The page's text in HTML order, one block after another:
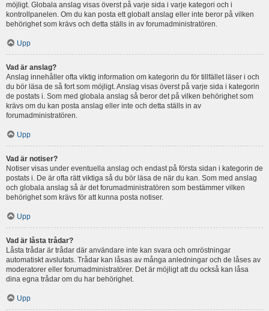
möjligt. Globala anslag visas överst på varje sida i varje kategori och i
kontrollpanelen. Om du kan posta ett globalt anslag eller inte beror på vilken
behörighet som krävs och detta ställs in av forumadministratören.
Upp
Vad är anslag?
Anslag innehåller ofta viktig information om kategorin du för tillfället läser i och
du bör läsa de så fort som möjligt. Anslag visas överst på varje sida i kategorin
de postats i. Som med globala anslag så beror det på vilken behörighet som
krävs om du kan posta anslag eller inte och detta ställs in av
forumadministratören.
Upp
Vad är notiser?
Notiser visas under eventuella anslag och endast på första sidan i kategorin de
postats i. De är ofta rätt viktiga så du bör läsa de när du kan. Som med anslag
och globala anslag så är det forumadministratören som bestämmer vilken
behörighet som krävs för att kunna posta notiser.
Upp
Vad är låsta trådar?
Låsta trådar är trådar där användare inte kan svara och omröstningar
automatiskt avslutats. Trådar kan låsas av många anledningar och de låses av
moderatorer eller forumadministratörer. Det är möjligt att du också kan låsa
dina egna trådar om du har behörighet.
Upp